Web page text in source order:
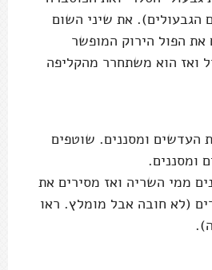
העדשים ומסננים. שוטפים
ומסננים.
ממי השריה ואז מסירים את
(לא חובה אבל מומלץ. ראו
והשום ומטגנים אגב ערבוב
(כוסברה+פטרוזיליה)